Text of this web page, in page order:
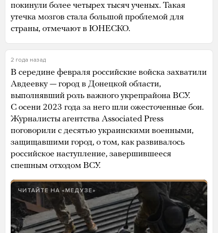
покинули более четырех тысяч ученых. Такая
утечка мозгов стала большой проблемой для
страны, отмечают в ЮНЕСКО.
2 года назад
В середине февраля российские войска захватили
Авдеевку — город в Донецкой области,
выполнявший роль важного укрепрайона ВСУ.
С осени 2023 года за него шли ожесточенные бои.
Журналисты агентства Associated Press
поговорили с десятью украинскими военными,
защищавшими город, о том, как развивалось
российское наступление, завершившееся
спешным отходом ВСУ.
ЧИТАЙТЕ НА «МЕДУЗЕ»